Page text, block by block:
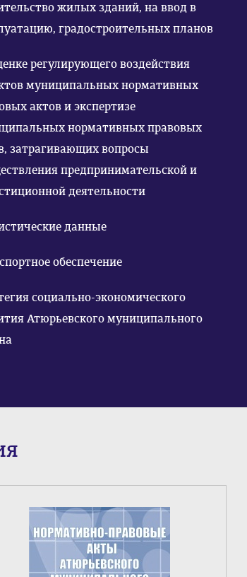
жилых зданий, на ввод в
градостроительных планов
регулирующего воздействия
муниципальных нормативных
актов и экспертизе
нормативных правовых
затрагивающих вопросы
предпринимательской и
деятельности
данные
обеспечение
социально-экономического
Атюрьевского муниципального